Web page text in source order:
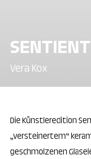
Vera Kox
Die Künstleredition
„versteinertem“
geschmolzenen